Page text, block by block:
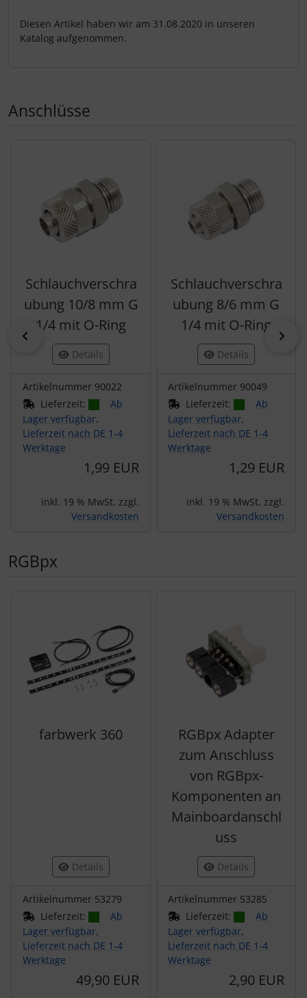
Diesen Artikel haben wir am 31.08.2020 in unseren
Katalog aufgenommen.
Anschlüsse
Schlauchverschra
ubung 10/8 mm G
1/4 mit O-Ring
Details
Artikelnummer 90022
Lieferzeit:
Ab
Lager verfügbar,
Lieferzeit nach DE 1-4
Werktage
1,99 EUR
inkl. 19 % MwSt. zzgl.
Versandkosten
Schlauchverschra
ubung 8/6 mm G
1/4 mit O-Ring
Details
Artikelnummer 90049
Lieferzeit:
Ab
Lager verfügbar,
Lieferzeit nach DE 1-4
Werktage
1,29 EUR
inkl. 19 % MwSt. zzgl.
Versandkosten
RGBpx
farbwerk 360
Details
Artikelnummer 53279
Lieferzeit:
Ab
Lager verfügbar,
Lieferzeit nach DE 1-4
Werktage
49,90 EUR
RGBpx Adapter
zum Anschluss
von RGBpx-
Komponenten an
Mainboardanschl
uss
Details
Artikelnummer 53285
Lieferzeit:
Ab
Lager verfügbar,
Lieferzeit nach DE 1-4
Werktage
2,90 EUR